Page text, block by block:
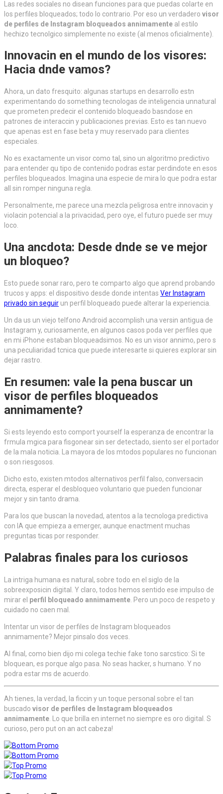
Las redes sociales no disean funciones para que puedas colarte en
los perfiles bloqueados; todo lo contrario. Por eso un verdadero visor
de perfiles de Instagram bloqueados annimamente al estilo
hechizo tecnolgico simplemente no existe (al menos oficialmente).
Innovacin en el mundo de los visores:
Hacia dnde vamos?
Ahora, un dato fresquito: algunas startups en desarrollo estn
experimentando do something tecnologas de inteligencia unnatural
que prometen predecir el contenido bloqueado basndose en
patrones de interaccin y publicaciones previas. Esto es tan nuevo
que apenas est en fase beta y muy reservado para clientes
especiales.
No es exactamente un visor como tal, sino un algoritmo predictivo
para entender qu tipo de contenido podras estar perdindote en esos
perfiles bloqueados. Imagina una especie de mira lo que podra estar
all sin romper ninguna regla.
Personalmente, me parece una mezcla peligrosa entre innovacin y
violacin potencial a la privacidad, pero oye, el futuro puede ser muy
loco.
Una ancdota: Desde dnde se ve mejor
un bloqueo?
Esto puede sonar raro, pero te comparto algo que aprend probando
trucos y apps: el dispositivo desde donde intentas Ver Instagram
privado sin seguir un perfil bloqueado puede alterar la experiencia.
Un da us un viejo telfono Android accomplish una versin antigua de
Instagram y, curiosamente, en algunos casos poda ver perfiles que
en mi iPhone estaban bloqueadsimos. No es un visor annimo, pero s
una peculiaridad tcnica que puede interesarte si quieres explorar sin
dejar rastro.
En resumen: vale la pena buscar un
visor de perfiles bloqueados
annimamente?
Si ests leyendo esto comport yourself la esperanza de encontrar la
frmula mgica para fisgonear sin ser detectado, siento ser el portador
de la mala noticia. La mayora de los mtodos populares no funcionan
o son riesgosos.
Dicho esto, existen mtodos alternativos perfil falso, conversacin
directa, esperar el desbloqueo voluntario que pueden funcionar
mejor y sin tanto drama.
Para los que buscan la novedad, atentos a la tecnologa predictiva
con IA que empieza a emerger, aunque enactment muchas
preguntas ticas por responder.
Palabras finales para los curiosos
La intriga humana es natural, sobre todo en el siglo de la
sobreexposicin digital. Y claro, todos hemos sentido ese impulso de
mirar el perfil bloqueado annimamente . Pero un poco de respeto y
cuidado no caen mal.
Intentar un visor de perfiles de Instagram bloqueados
annimamente? Mejor pinsalo dos veces.
Al final, como bien dijo mi colega techie fake tono sarcstico: Si te
bloquean, es porque algo pasa. No seas hacker, s humano. Y no
podra estar ms de acuerdo.
Ah tienes, la verdad, la ficcin y un toque personal sobre el tan
buscado visor de perfiles de Instagram bloqueados
annimamente . Lo que brilla en internet no siempre es oro digital. S
curioso, pero put on an act cabeza!